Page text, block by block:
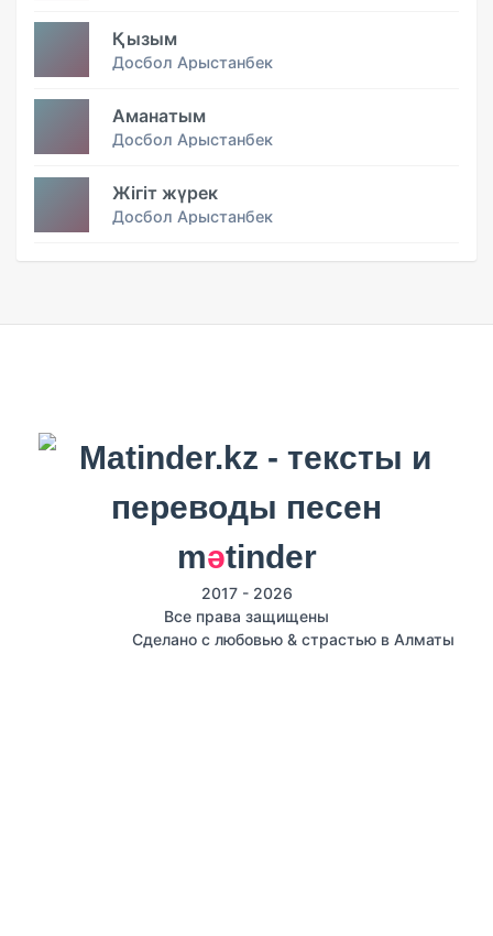
Қызым
Досбол Арыстанбек
Аманатым
Досбол Арыстанбек
Жігіт жүрек
Досбол Арыстанбек
mәtinder
2017 - 2026
Все права защищены
Сделано с любовью & страстью в Алматы